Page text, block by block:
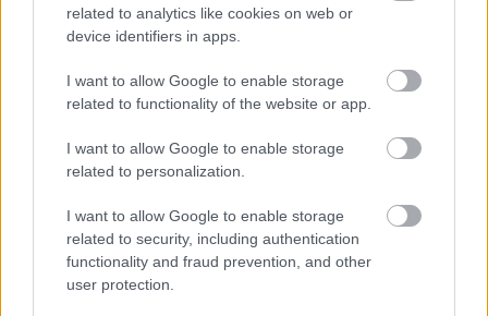
related to analytics like cookies on web or
device identifiers in apps.
I want to allow Google to enable storage
related to functionality of the website or app.
I want to allow Google to enable storage
related to personalization.
I want to allow Google to enable storage
related to security, including authentication
functionality and fraud prevention, and other
user protection.
Η OpenAI βάζει φρένο σε νέο μοντέλο
λόγω ισχυρών δυνατοτήτων
κυβερνοασφάλειας